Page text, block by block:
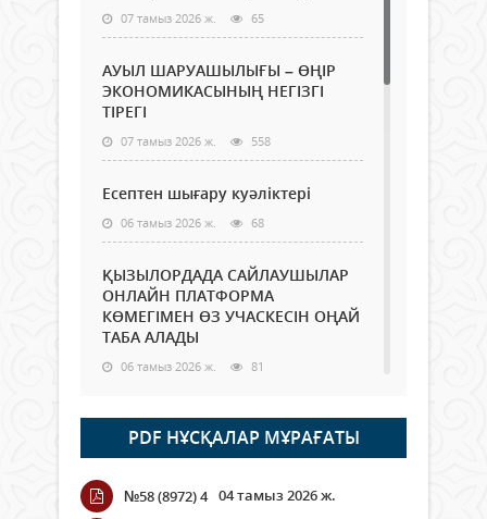
07 тамыз 2026 ж. 65
АУЫЛ ШАРУАШЫЛЫҒЫ – ӨҢІР
ЭКОНОМИКАСЫНЫҢ НЕГІЗГІ
ТІРЕГІ
07 тамыз 2026 ж. 558
Есептен шығару куәліктері
06 тамыз 2026 ж. 68
ҚЫЗЫЛОРДАДА САЙЛАУШЫЛАР
ОНЛАЙН ПЛАТФОРМА
КӨМЕГІМЕН ӨЗ УЧАСКЕСІН ОҢАЙ
ТАБА АЛАДЫ
06 тамыз 2026 ж. 81
Open Air: Қызылорда облысы
полиция департаменті 20
мыңнан астам көрерменнің
қауіпсіздігін қамтамасыз етті
06 тамыз 2026 ж.
PDF НҰСҚАЛАР МҰРАҒАТЫ
№58 (8972) 4 04 тамыз 2026 ж.